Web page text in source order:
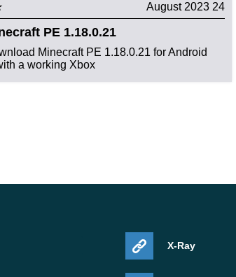
24 August 2023
PE 1.18.0.21
Minecraft PE 1.18.0.21 for Android
a working Xbox…
X-Ray